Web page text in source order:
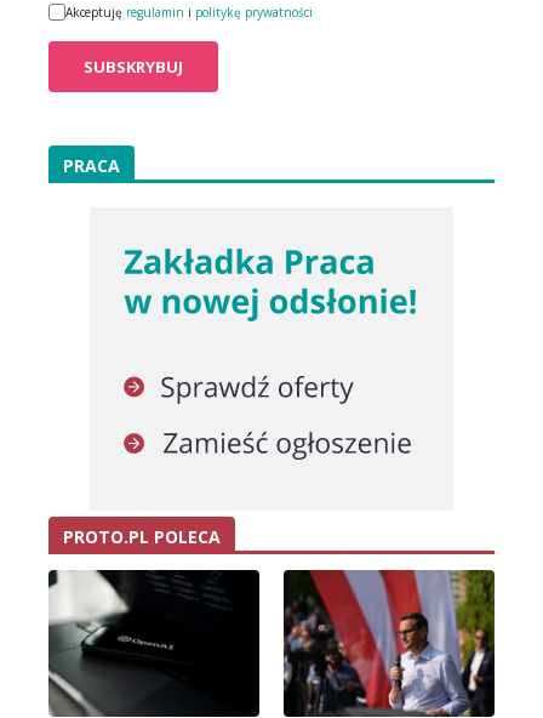
Akceptuję regulamin i politykę prywatności
PRACA
PROTO.PL POLECA